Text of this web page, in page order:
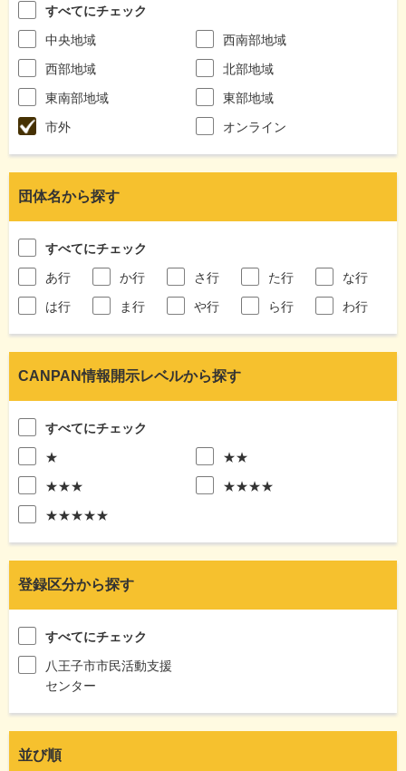
すべてにチェック
中央地域
西南部地域
西部地域
北部地域
東南部地域
東部地域
市外
オンライン
団体名から探す
すべてにチェック
あ行
か行 さ行 た行
な行
は行
ま行 や行 ら行 わ行
CANPAN情報開示レベルから探す
すべてにチェック
★
★★
★★★
★★★★
★★★★★
登録区分から探す
すべてにチェック
八王子市市民活動支援
センター
並び順